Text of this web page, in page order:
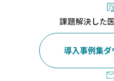
課題解決した
導入事例集ダ